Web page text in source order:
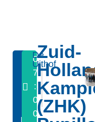
1
4
/
0
1
0
7
:
0
0
De
Uithof
Zuid-
(ZHK)